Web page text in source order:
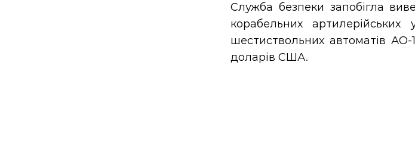
Служба безпеки запобігла
корабельних
шестиствольних автоматів
доларів США.